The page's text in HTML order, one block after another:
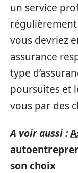
un service
régulièrement
vous devriez
assurance
type
poursuites et
vous par des
A voir aussi :
son choix